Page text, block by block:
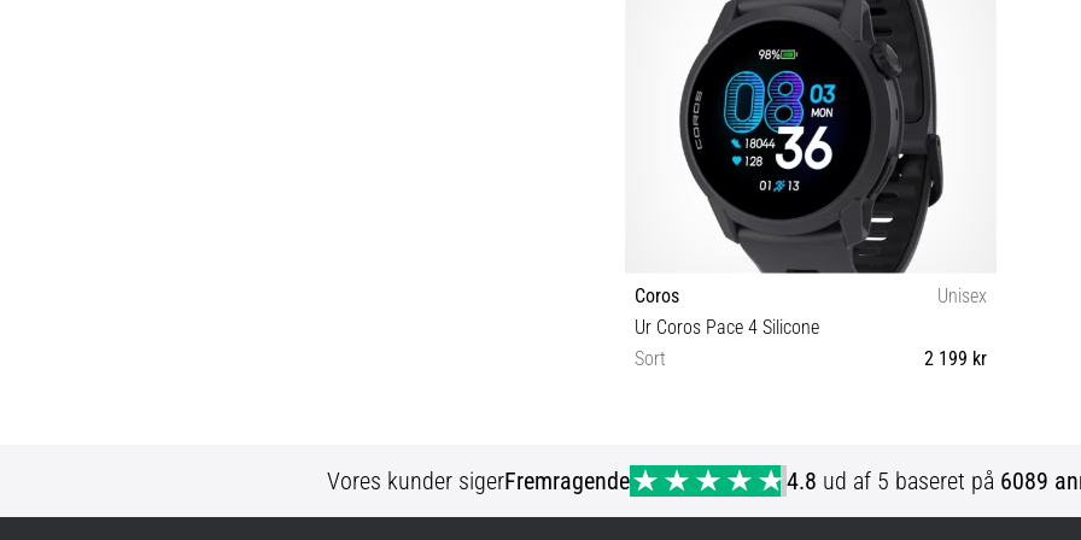
Coros
Unisex
Ur Coros Pace 4 Silicone
Sort
2 199 kr
Vores kunder sigerFremragende 4.8 ud af 5 baseret på 6089